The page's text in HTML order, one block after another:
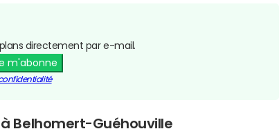
directement par e-mail.
m'abonne
Belhomert-Guéhouville